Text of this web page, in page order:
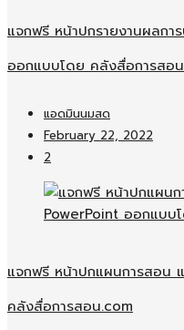
แจกฟรี หน้าปกรายงานผลกา
ออกแบบโดย คลังสื่อการสอ
แอดมินนมสด
February 22, 2022
2
แจกฟรี หน้าปกแผนการสอน
คลังสื่อการสอน.com